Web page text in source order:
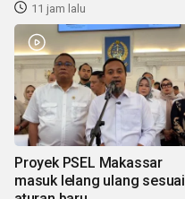
11 jam lalu
Proyek PSEL Makassar
masuk lelang ulang sesuai